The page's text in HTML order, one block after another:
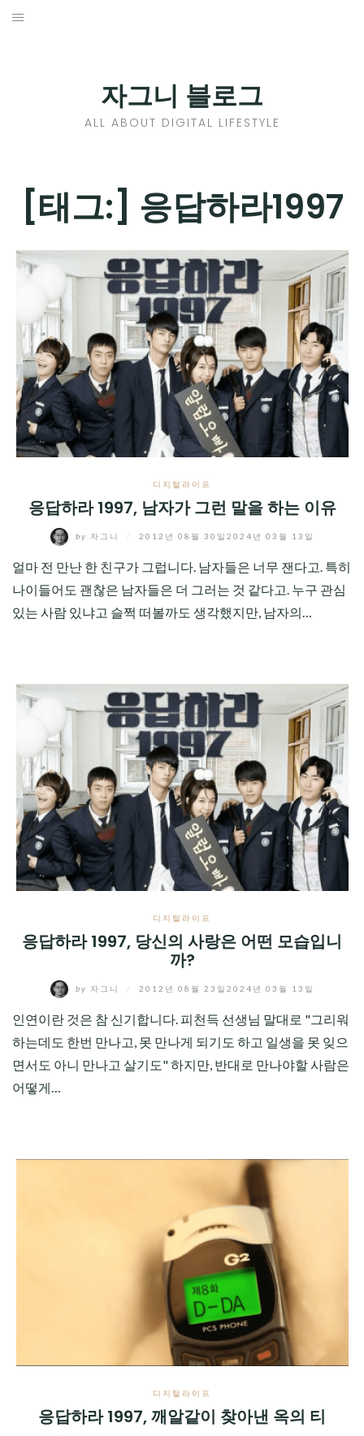
Skip
자그니 블로그
ALL ABOUT DIGITAL LIFESTYLE
[태그:] 응답하라1997
디지털라이프
응답하라 1997, 남자가 그런 말을 하는 이유
by 자그니 2012년 08월 30일 2024년 03월 13일
얼마 전 만난 한 친구가 그럽니다. 남자들은 너무 잰다고. 특히
나이들어도 괜찮은 남자들은 더 그러는 것 같다고. 누구 관심
있는 사람 있냐고 슬쩍 떠볼까도 생각했지만, 남자의…
디지털라이프
응답하라 1997, 당신의 사랑은 어떤 모습입니
까?
by 자그니 2012년 08월 23일 2024년 03월 13일
인연이란 것은 참 신기합니다. 피천득 선생님 말대로 "그리워
하는데도 한번 만나고, 못 만나게 되기도 하고 일생을 못 잊으
면서도 아니 만나고 살기도" 하지만, 반대로 만나야할 사람은
어떻게…
디지털라이프
응답하라 1997, 깨알같이 찾아낸 옥의 티
CHILD
디지털트렌드
EXPAND
CHILD
MENU
EXPAND
CHILD
MENU
제품리뷰
EXPAND
CHILD
MENU